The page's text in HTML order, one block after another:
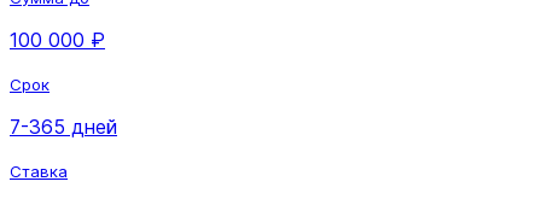
100 000 ₽
Срок
7-365 дней
Ставка